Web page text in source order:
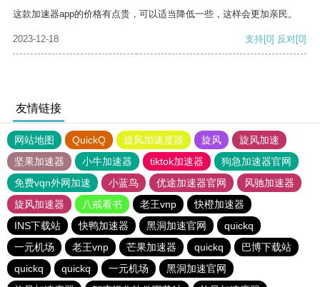
这款加速器app的价格有点贵，可以适当降低一些，这样会更加亲民。
2023-12-18 支持[0] 反对[0]
友情链接
网站地图 QuickQ 旋风加速度器 旋风
旋风加速
坚果加速器
小牛加速器 tiktok加速器
狗急加速器官网
免费vqn外网加速
小蓝鸟 优途加速器官网
风驰加速器
旋风加速器
八戒看书 老王vnp
快橙加速器
INS下载站
快鸭加速器 黑洞加速官网
quickq
一元机场
老王vnp 芒果加速器 quickq
巴博下载站
quickq
quickq 一元机场
黑洞加速官网